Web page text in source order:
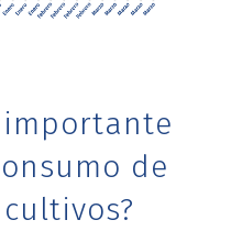
importante
de